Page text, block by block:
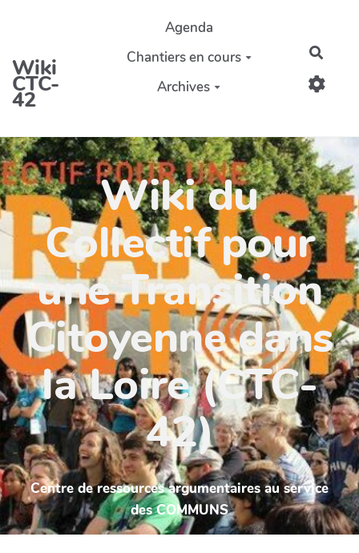
Aller au contenu principal
Wiki
CTC-
42
Agenda
Chantiers en cours
Archives
Wiki du
Collectif pour
une Transition
Citoyenne dans
la Loire (CTC-
42)
Centre de ressources argumentaires au service
des COMMUNS